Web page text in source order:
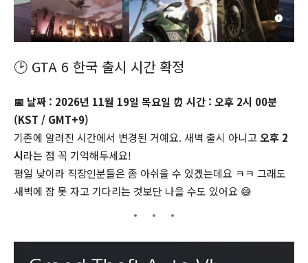
🕑 GTA 6 한국 출시 시간 확정
📅 날짜 : 2026년 11월 19일 목요일 ⏰ 시간 : 오후 2시 00분
(KST / GMT+9)
기존에 알려진 시간에서 변경된 거예요. 새벽 출시 아니고오후 2
시라는 점 꼭 기억해두세요!
평일 낮이라 직장인분들은 좀 아쉬울 수 있겠는데요 ㅋㅋ 그래도
새벽에 잠 못 자고 기다리는 것보단 나을 수도 있어요 😅